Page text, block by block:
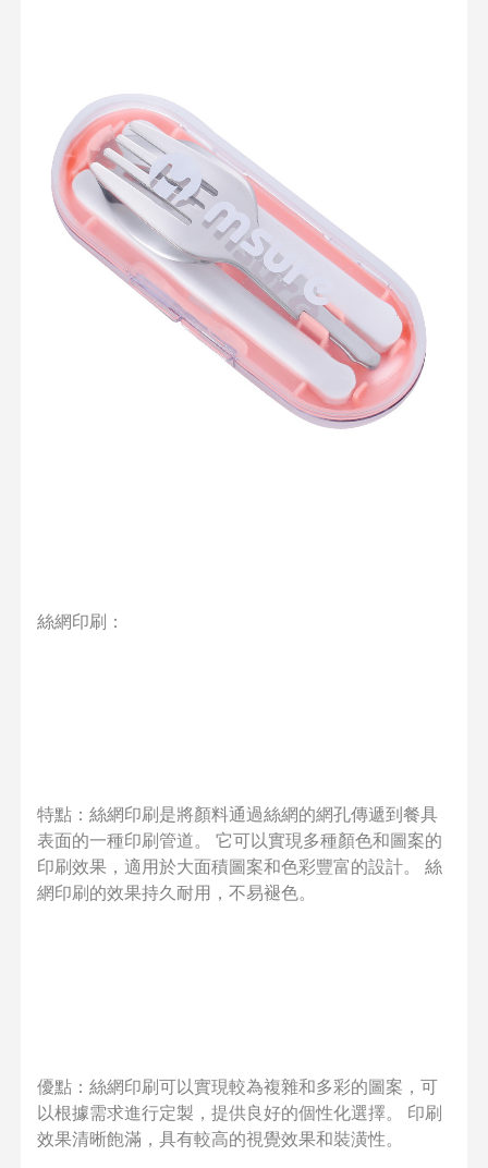
絲網印刷：
特點：絲網印刷是將顏料通過絲網的網孔傳遞到餐具
表面的一種印刷管道。 它可以實現多種顏色和圖案的
印刷效果，適用於大面積圖案和色彩豐富的設計。 絲
網印刷的效果持久耐用，不易褪色。
優點：絲網印刷可以實現較為複雜和多彩的圖案，可
以根據需求進行定製，提供良好的個性化選擇。 印刷
效果清晰飽滿，具有較高的視覺效果和裝潢性。